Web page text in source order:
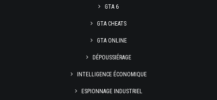
GTA 6
GTA CHEATS
GTA ONLINE
DÉPOUSSIÉRAGE
INTELLIGENCE ÉCONOMIQUE
ESPIONNAGE INDUSTRIEL